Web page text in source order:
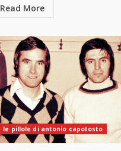
Read More
le pillole di antonio capotosto